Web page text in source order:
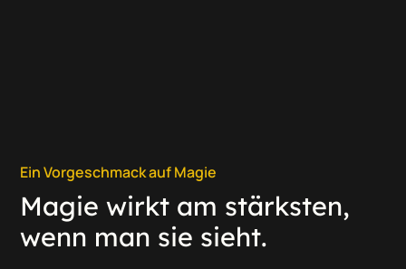
Ein Vorgeschmack auf Magie
Magie wirkt am stärksten,
wenn man sie sieht.